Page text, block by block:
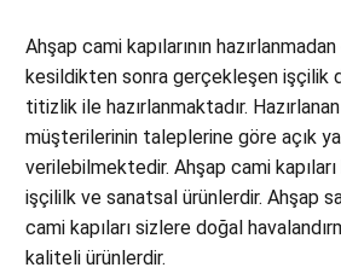
Ahşap cami kapılarının
kesildikten sonra gerçekleşen işçilik
titizlik ile hazırlanmaktadır.
müşterilerinin taleplerine göre açık
verilebilmektedir. Ahşap cami
işçililk ve sanatsal ürünlerdir. Ahşap
cami kapıları sizlere doğal
kaliteli ürünlerdir.